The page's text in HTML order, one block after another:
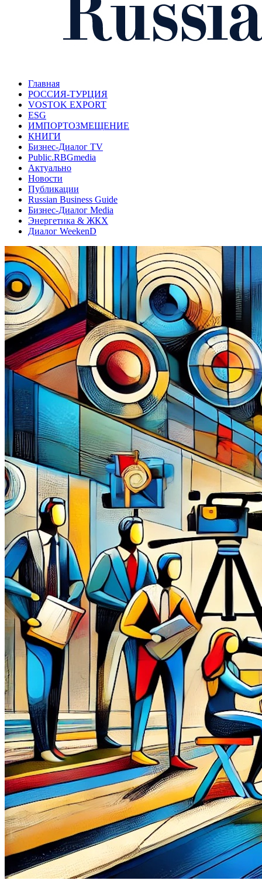
Главная
РОССИЯ-ТУРЦИЯ
VOSTOK EXPORT
ESG
ИМПОРТОЗМЕЩЕНИЕ
КНИГИ
Бизнес-Диалог TV
Public.RBGmedia
Актуально
Новости
Публикации
Russian Business Guide
Бизнес-Диалог Media
Энергетика & ЖКХ
Диалог WeekenD